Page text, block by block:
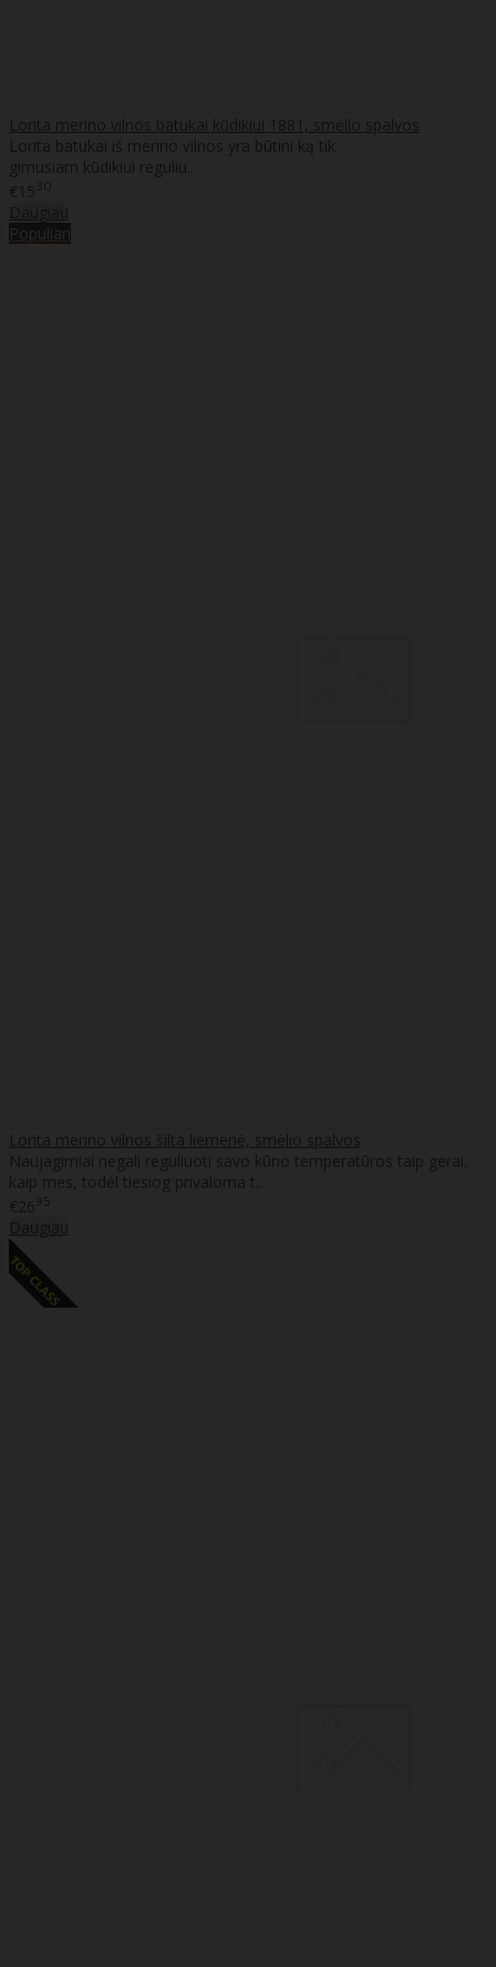
Lorita merino vilnos batukai kūdikiui 1881, smėlio spalvos
Lorita batukai iš merino vilnos yra būtini ką tik
gimusiam kūdikiui reguliu..
€15 30
Daugiau
Populiari
Lorita merino vilnos šilta liemenė, smėlio spalvos
Naujagimiai negali reguliuoti savo kūno temperatūros taip gerai,
kaip mes, todėl tiesiog privaloma t..
€2695
Daugiau